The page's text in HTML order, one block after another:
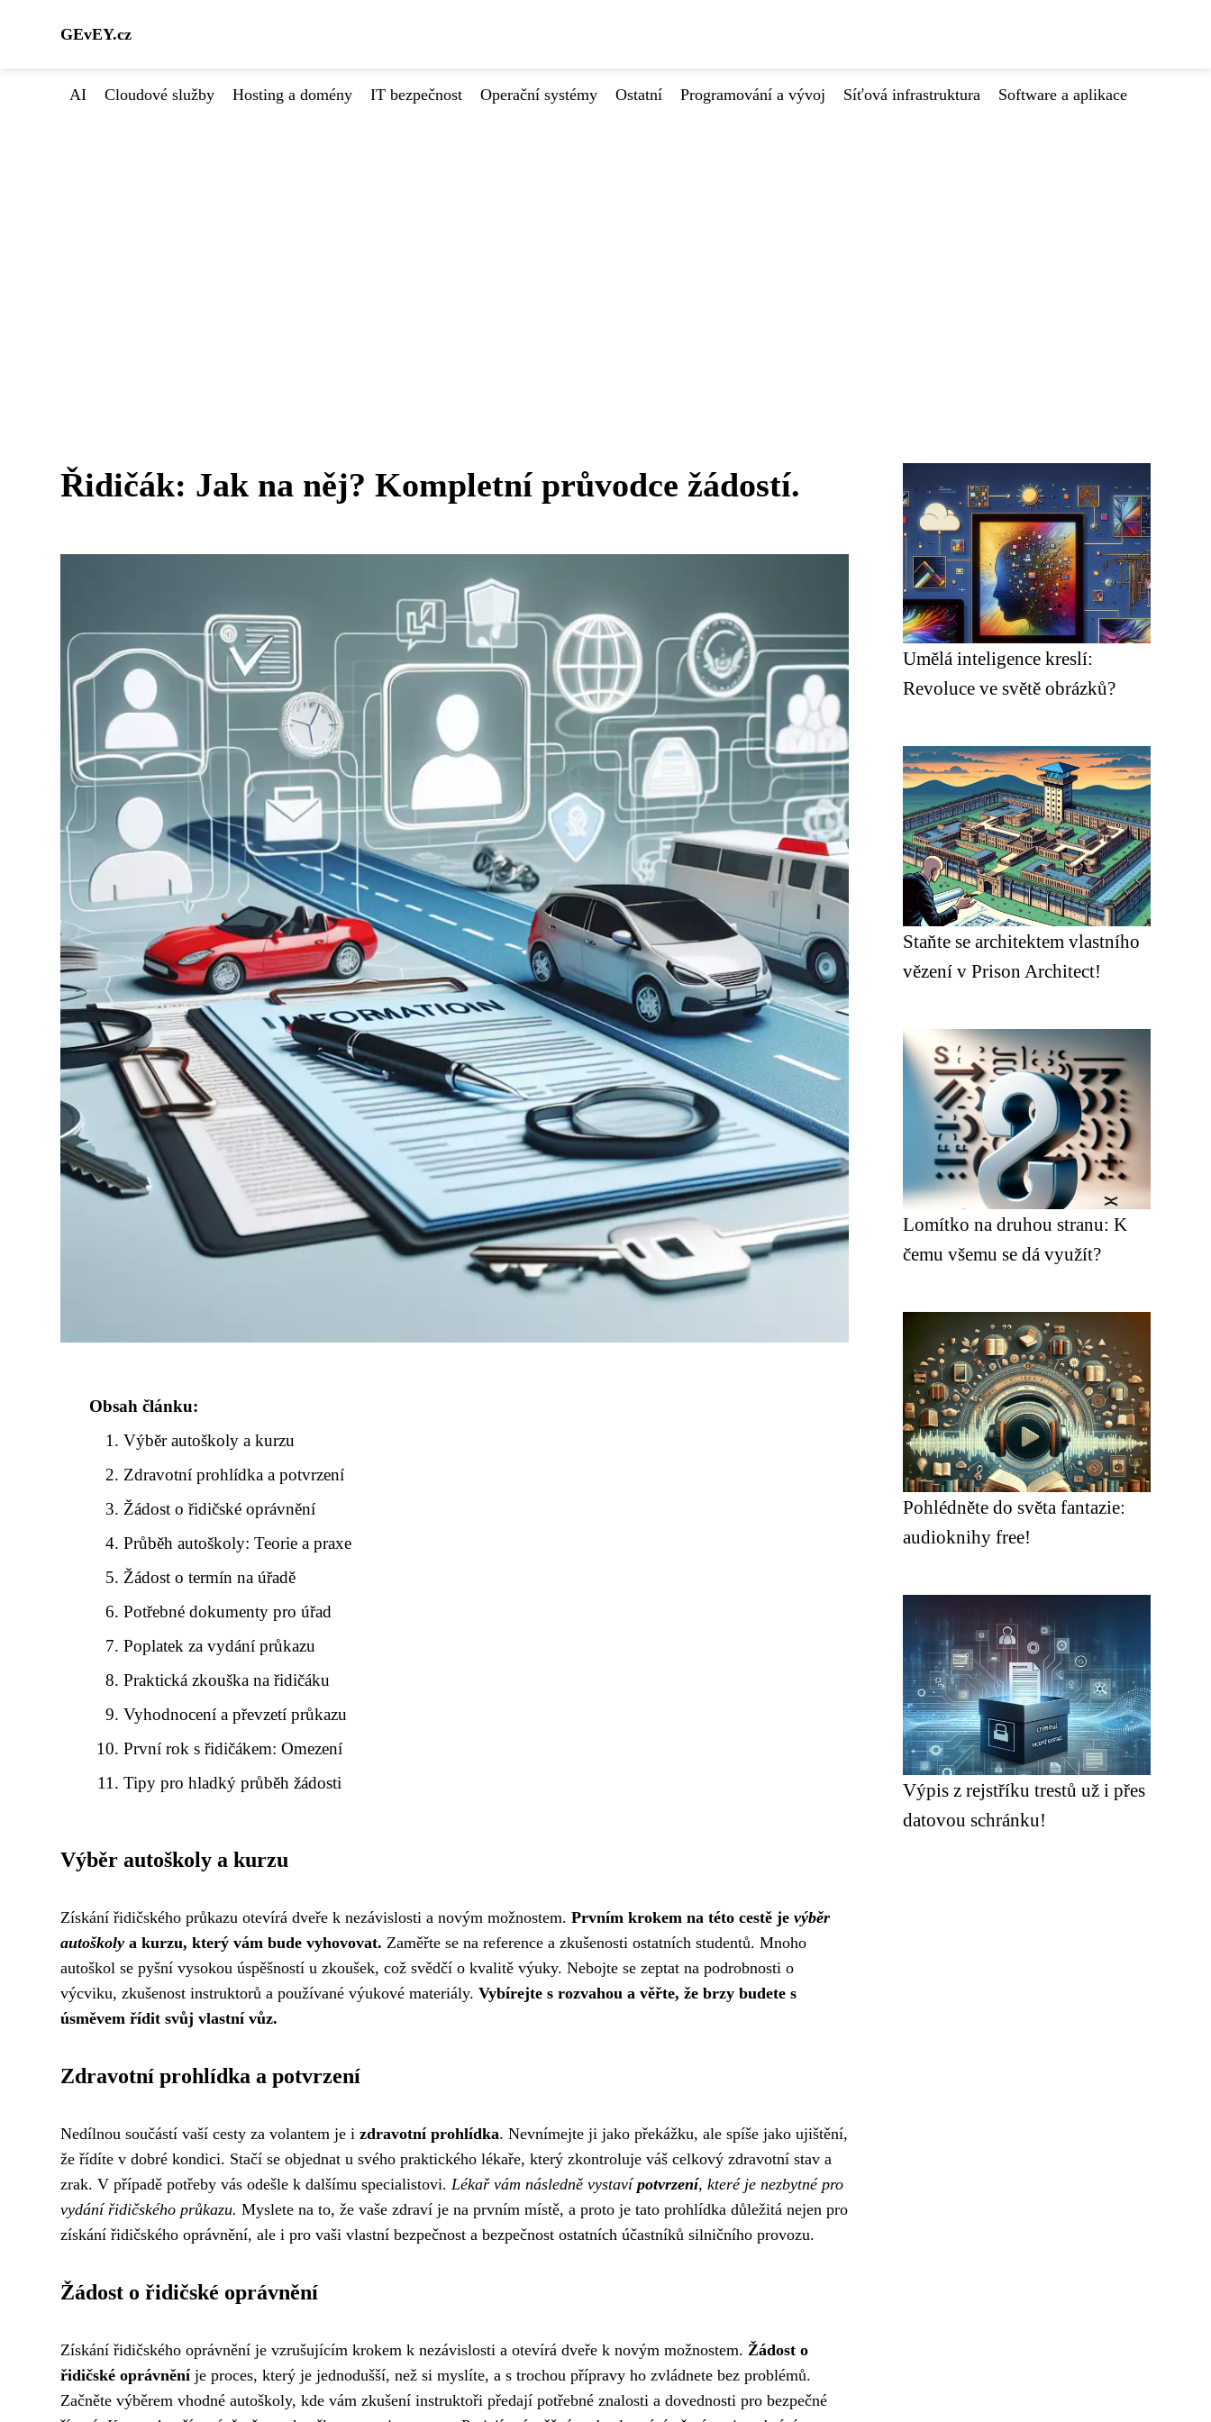
GEvEY.cz
AI Cloudové služby Hosting a domény IT bezpečnost Operační systémy Ostatní Programování a vývoj Síťová infrastruktura Software a aplikace
Řidičák: Jak na něj? Kompletní průvodce žádostí.
Obsah článku:
Výběr autoškoly a kurzu
Zdravotní prohlídka a potvrzení
Žádost o řidičské oprávnění
Průběh autoškoly: Teorie a praxe
Žádost o termín na úřadě
Potřebné dokumenty pro úřad
Poplatek za vydání průkazu
Praktická zkouška na řidičáku
Vyhodnocení a převzetí průkazu
První rok s řidičákem: Omezení
Tipy pro hladký průběh žádosti
Výběr autoškoly a kurzu
Získání řidičského průkazu otevírá dveře k nezávislosti a novým možnostem. Prvním krokem na této cestě je výběr
autoškoly a kurzu, který vám bude vyhovovat. Zaměřte se na reference a zkušenosti ostatních studentů. Mnoho
autoškol se pyšní vysokou úspěšností u zkoušek, což svědčí o kvalitě výuky. Nebojte se zeptat na podrobnosti o
výcviku, zkušenost instruktorů a používané výukové materiály. Vybírejte s rozvahou a věřte, že brzy budete s
úsměvem řídit svůj vlastní vůz.
Zdravotní prohlídka a potvrzení
Nedílnou součástí vaší cesty za volantem je i zdravotní prohlídka. Nevnímejte ji jako překážku, ale spíše jako ujištění,
že řídíte v dobré kondici. Stačí se objednat u svého praktického lékaře, který zkontroluje váš celkový zdravotní stav a
zrak. V případě potřeby vás odešle k dalšímu specialistovi. Lékař vám následně vystavípotvrzení, které je nezbytné pro
vydání řidičského průkazu. Myslete na to, že vaše zdraví je na prvním místě, a proto je tato prohlídka důležitá nejen pro
získání řidičského oprávnění, ale i pro vaši vlastní bezpečnost a bezpečnost ostatních účastníků silničního provozu.
Žádost o řidičské oprávnění
Získání řidičského oprávnění je vzrušujícím krokem k nezávislosti a otevírá dveře k novým možnostem. Žádost o
řidičské oprávněníje proces, který je jednodušší, než si myslíte, a s trochou přípravy ho zvládnete bez problémů.
Začněte výběrem vhodné autoškoly, kde vám zkušení instruktoři předají potřebné znalosti a dovednosti pro bezpečné
Umělá inteligence kreslí:
Revoluce ve světě obrázků?
Staňte se architektem vlastního
vězení v Prison Architect!
Lomítko na druhou stranu: K
čemu všemu se dá využít?
Pohlédněte do světa fantazie:
audioknihy free!
Výpis z rejstříku trestů už i přes
datovou schránku!